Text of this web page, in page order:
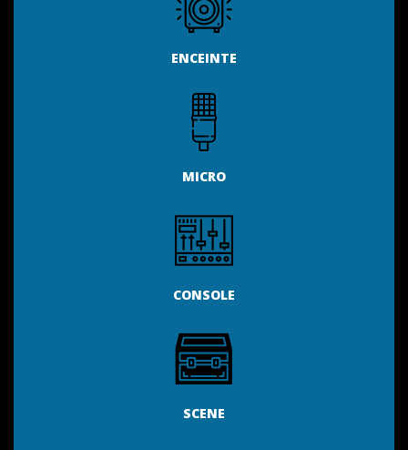
ENCEINTE
MICRO
CONSOLE
SCENE